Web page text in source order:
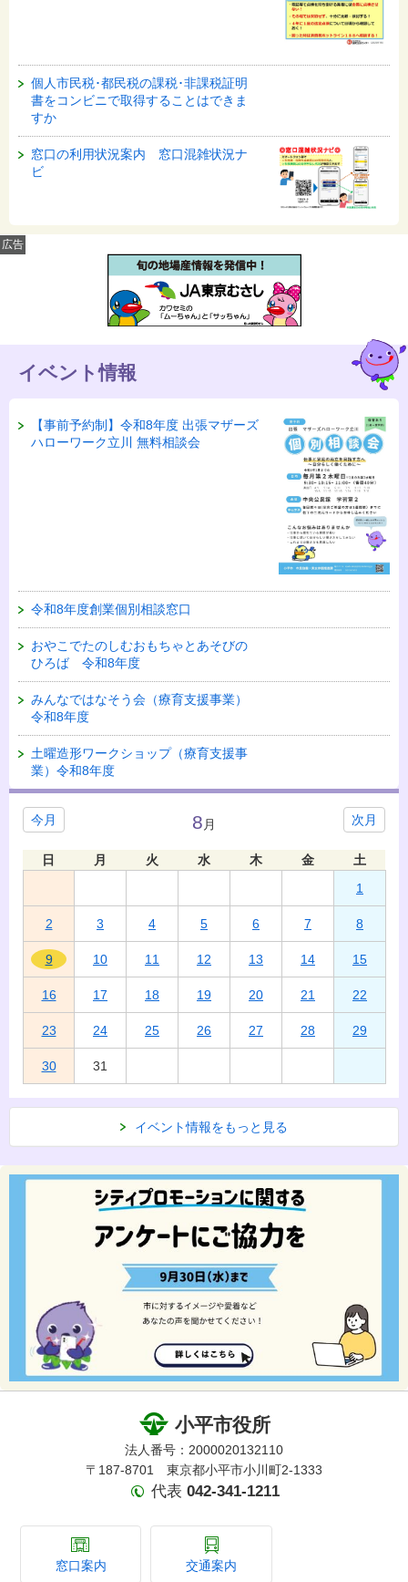
個人市民税･都民税の課税･非課税証明
書をコンビニで取得することはできま
すか
窓口の利用状況案内 窓口混雑状況ナ
ビ
広告
イベント情報
【事前予約制】令和8年度 出張マザーズ
ハローワーク立川 無料相談会
令和8年度創業個別相談窓口
おやこでたのしむおもちゃとあそびの
ひろば 令和8年度
みんなではなそう会（療育支援事業）
令和8年度
土曜造形ワークショップ（療育支援事
業）令和8年度
今月 次月
8 月
日 月 火 水 木 金
土
1
2 3 4 5 6 7 8
9 10 11 12 13 14 15
16 17 18 19 20 21 22
23 24 25 26 27 28 29
30 31
イベント情報をもっと見る
小平市役所
法人番号：2000020132110
〒187-8701 東京都小平市小川町2-1333
代表 042-341-1211
窓口案内 交通案内